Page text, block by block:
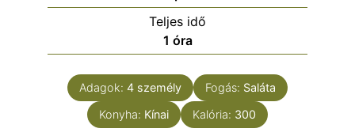
k
ö
n
v
z
ő
k
ö
n
e
g
y
ő
k
ö
Teljes idő
1 ó
r
a
óra
Adagok: 4 személy Fogás: Saláta
Konyha: Kínai Kalória: 300